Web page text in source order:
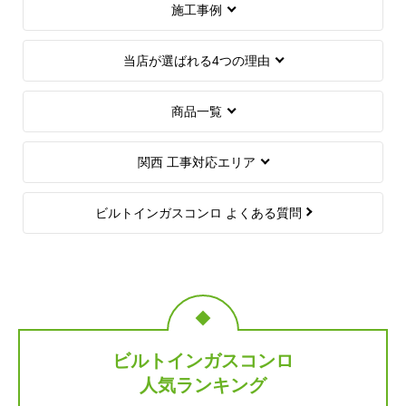
施工事例
当店が選ばれる4つの理由
商品一覧
関西 工事対応エリア
ビルトインガスコンロ よくある質問
ビルトインガスコンロ
人気ランキング